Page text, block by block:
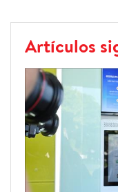
Artículos